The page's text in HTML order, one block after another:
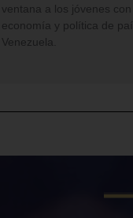
ventana a los jóvenes
economía y política de
Venezuela.